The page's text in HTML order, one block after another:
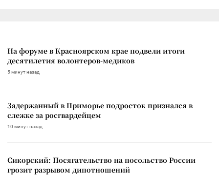
На форуме в Красноярском крае подвели итоги
десятилетия волонтеров-медиков
5 минут назад
Задержанный в Приморье подросток признался в
слежке за росгвардейцем
10 минут назад
Сикорский: Посягательство на посольство России
грозит разрывом дипотношений